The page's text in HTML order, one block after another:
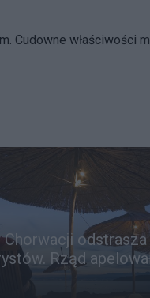
Cudowne właściwości
Chorwacji odstrasza
Rząd